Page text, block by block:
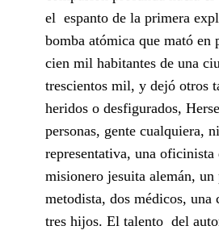
el espanto de la primera
bomba atómica que mató en
cien mil habitantes de una
trescientos mil, y dejó otros
heridos o desfigurados,
personas, gente cualquiera,
representativa, una oficinista
misionero jesuita alemán, un
metodista, dos médicos, una
tres hijos. El talento del